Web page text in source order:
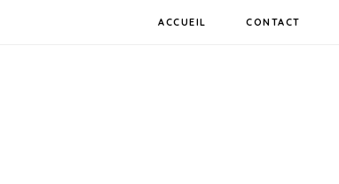
ACCUEIL CONTACT